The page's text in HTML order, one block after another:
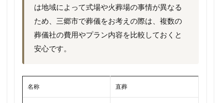
は地域によって式場や火葬場の事情が異なる
ため、三郷市で葬儀をお考えの際は、複数の
葬儀社の費用やプラン内容を比較しておくと
安心です。
名称 直葬